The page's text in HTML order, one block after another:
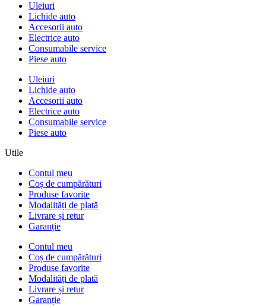
Uleiuri
Lichide auto
Accesorii auto
Electrice auto
Consumabile service
Piese auto
Uleiuri
Lichide auto
Accesorii auto
Electrice auto
Consumabile service
Piese auto
Utile
Contul meu
Coș de cumpărături
Produse favorite
Modalități de plată
Livrare și retur
Garanție
Contul meu
Coș de cumpărături
Produse favorite
Modalități de plată
Livrare și retur
Garanție